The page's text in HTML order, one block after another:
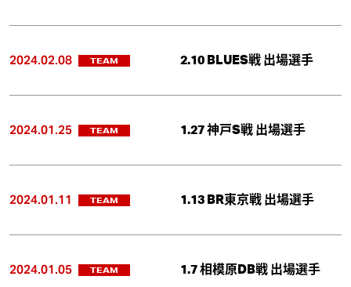
2024.02.08 TEAM 2.10 BLUES戦 出場選手
2024.01.25 TEAM 1.27 神戸S戦 出場選手
2024.01.11 TEAM 1.13 BR東京戦 出場選手
2024.01.05 TEAM 1.7 相模原DB戦 出場選手